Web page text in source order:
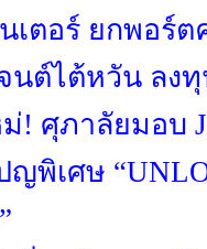
เตอร์ ยกพอร์
นต์ไต้หวัน ลง
! ศุภาลัยมอบ
พิเศษ